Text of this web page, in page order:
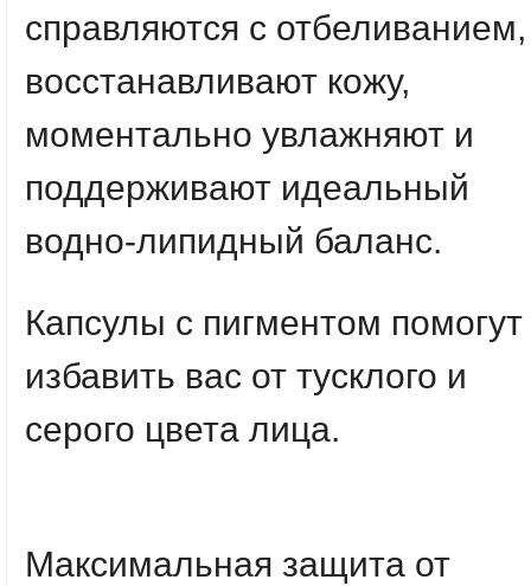
справляются с отбеливанием,
восстанавливают кожу,
моментально увлажняют и
поддерживают идеальный
водно-липидный баланс.
Капсулы с пигментом помогут
избавить вас от тусклого и
серого цвета лица.
Максимальная защита от